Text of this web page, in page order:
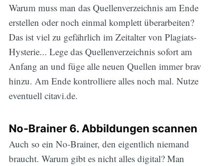
Warum muss man das Quellenverzeichnis am Ende
erstellen oder noch einmal komplett überarbeiten?
Das ist viel zu gefährlich im Zeitalter von Plagiats-
Hysterie... Lege das Quellenverzeichnis sofort am
Anfang an und füge alle neuen Quellen immer brav
hinzu. Am Ende kontrolliere alles noch mal. Nutze
eventuell citavi.de.
No-Brainer 6. Abbildungen scannen
Auch so ein No-Brainer, den eigentlich niemand
braucht. Warum gibt es nicht alles digital? Man